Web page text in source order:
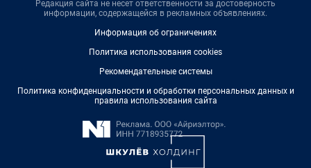
Редакция сайта не несет ответственности за достоверность
информации, содержащейся в рекламных объявлениях.
Информация об ограничениях
Политика использования cookies
Рекомендательные системы
Политика конфиденциальности и обработки персональных данных и
правила использования сайта